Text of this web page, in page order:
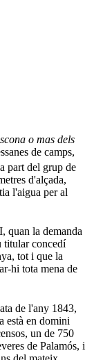
o mas dels
de camps,
part del grup de
d'alçada,
l'aigua per al
quan la demanda
titular concedí
tot i que la
hi tota mena de
de l'any 1843,
està en domini
un de 750
de Palamós, i